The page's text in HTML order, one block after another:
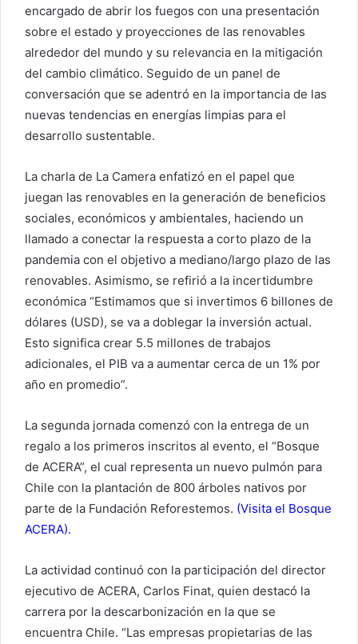
encargado de abrir los fuegos con una presentación
sobre el estado y proyecciones de las renovables
alrededor del mundo y su relevancia en la mitigación
del cambio climático. Seguido de un panel de
conversación que se adentró en la importancia de las
nuevas tendencias en energías limpias para el
desarrollo sustentable.
La charla de La Camera enfatizó en el papel que
juegan las renovables en la generación de beneficios
sociales, económicos y ambientales, haciendo un
llamado a conectar la respuesta a corto plazo de la
pandemia con el objetivo a mediano/largo plazo de las
renovables. Asimismo, se refirió a la incertidumbre
económica “Estimamos que si invertimos 6 billones de
dólares (USD), se va a doblegar la inversión actual.
Esto significa crear 5.5 millones de trabajos
adicionales, el PIB va a aumentar cerca de un 1% por
año en promedio”.
La segunda jornada comenzó con la entrega de un
regalo a los primeros inscritos al evento, el “Bosque
de ACERA”, el cual representa un nuevo pulmón para
Chile con la plantación de 800 árboles nativos por
parte de la Fundación Reforestemos. (Visita el Bosque
ACERA).
La actividad continuó con la participación del director
ejecutivo de ACERA, Carlos Finat, quien destacó la
carrera por la descarbonización en la que se
encuentra Chile. “Las empresas propietarias de las